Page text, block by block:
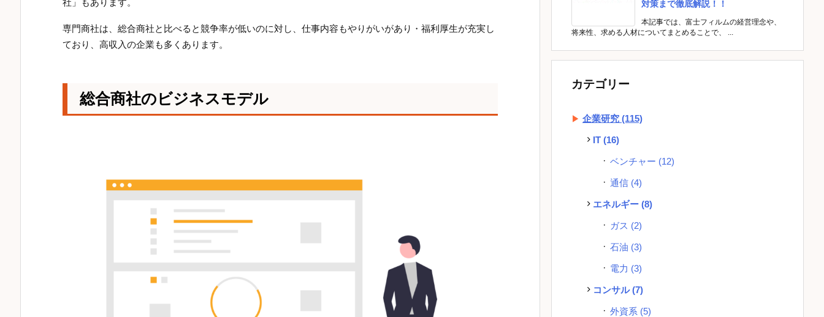
社」もあります。
専門商社は、総合商社と比べると競争率が低いのに対し、仕事内容もやりがいがあり・福利厚生が充実し
ており、高収入の企業も多くあります。
総合商社のビジネスモデル
対策まで徹底解説！！
本記事では、富士フィルムの経営理念や、
将来性、求める人材についてまとめることで、 ...
カテゴリー
企業研究 (115)
IT (16)
ベンチャー (12)
通信 (4)
エネルギー (8)
ガス (2)
石油 (3)
電力 (3)
コンサル(7)
外資系 (5)